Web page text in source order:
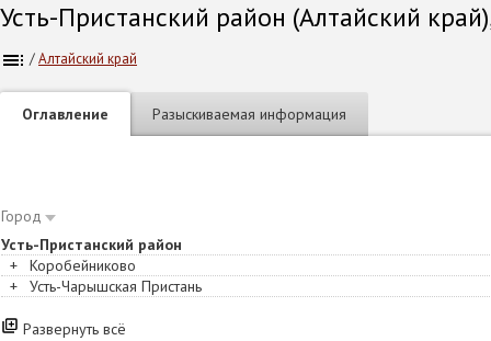
Усть-Пристанский район (Алтайский
/Алтайский край
Оглавление Разыскиваемая информация
Город
Усть-Пристанский район
+
Коробейниково
+
Усть-Чарышская Пристань
Развернуть всё